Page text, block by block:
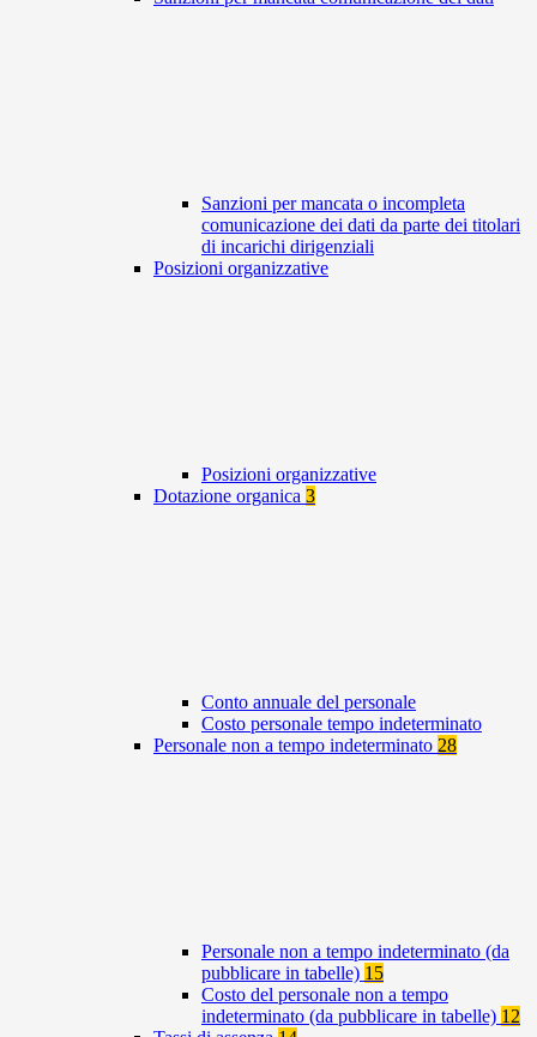
Sanzioni per mancata o incompleta
comunicazione dei dati da parte dei titolari
di incarichi dirigenziali
Posizioni organizzative
Posizioni organizzative
Dotazione organica 3
Conto annuale del personale
Costo personale tempo indeterminato
Personale non a tempo indeterminato 28
Personale non a tempo indeterminato (da
pubblicare in tabelle) 15
Costo del personale non a tempo
indeterminato (da pubblicare in tabelle) 12